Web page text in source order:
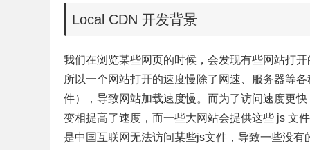
Local CDN 开发背景
我们在浏览某些网页的时候，会发现有些网站打
所以一个网站打开的速度慢 除了网速、服务器等
件），导致网站加载速度慢。 而为了访问速度更
变相提高了速度，而一些大网站会提供这些 js 文
是中国互联网无法访问某些js文件， 导致一些没有